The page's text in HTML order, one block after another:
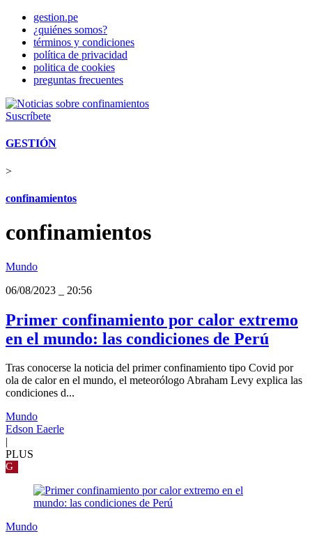
gestion.pe
¿quiénes somos?
términos y condiciones
política de privacidad
politica de cookies
preguntas frecuentes
Suscríbete
GESTIÓN
>
confinamientos
confinamientos
Mundo
06/08/2023
20:56
Primer confinamiento por calor extremo
en el mundo: las condiciones de Perú
Tras conocerse la noticia del primer confinamiento tipo Covid por
ola de calor en el mundo, el meteorólogo Abraham Levy explica las
condiciones d...
Mundo
Edson Eaerle
PLUS
G
Mundo